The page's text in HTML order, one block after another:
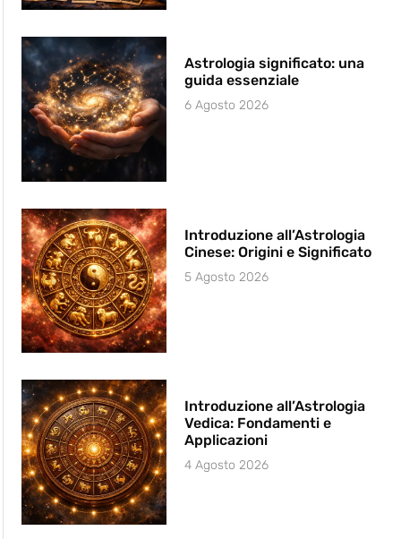
Astrologia significato: una
guida essenziale
6 Agosto 2026
Introduzione all’Astrologia
Cinese: Origini e Significato
5 Agosto 2026
Introduzione all’Astrologia
Vedica: Fondamenti e
Applicazioni
4 Agosto 2026